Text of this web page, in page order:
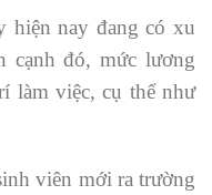
hiện nay đang có xu
cạnh đó, mức lương
làm việc, cụ thể như
viên mới ra trường